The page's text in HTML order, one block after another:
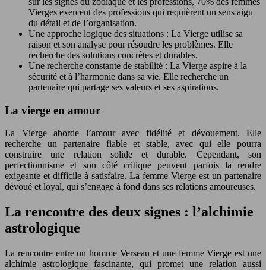
Vierges exercent des professions qui requièrent un sens aigu
du détail et de l’organisation.
Une approche logique des situations : La Vierge utilise sa
raison et son analyse pour résoudre les problèmes. Elle
recherche des solutions concrètes et durables.
Une recherche constante de stabilité : La Vierge aspire à la
sécurité et à l’harmonie dans sa vie. Elle recherche un
partenaire qui partage ses valeurs et ses aspirations.
La vierge en amour
La Vierge aborde l’amour avec fidélité et dévouement. Elle
recherche un partenaire fiable et stable, avec qui elle pourra
construire une relation solide et durable. Cependant, son
perfectionnisme et son côté critique peuvent parfois la rendre
exigeante et difficile à satisfaire. La femme Vierge est un partenaire
dévoué et loyal, qui s’engage à fond dans ses relations amoureuses.
La rencontre des deux signes : l’alchimie
astrologique
La rencontre entre un homme Verseau et une femme Vierge est une
alchimie astrologique fascinante, qui promet une relation aussi